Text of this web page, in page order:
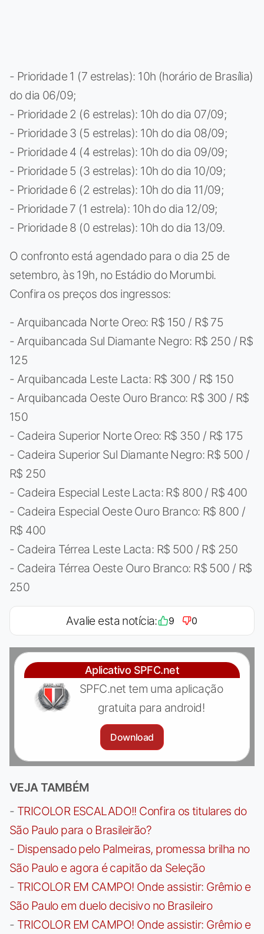
- Prioridade 1 (7 estrelas): 10h (horário de Brasília)
do dia 06/09;
- Prioridade 2 (6 estrelas): 10h do dia 07/09;
- Prioridade 3 (5 estrelas): 10h do dia 08/09;
- Prioridade 4 (4 estrelas): 10h do dia 09/09;
- Prioridade 5 (3 estrelas): 10h do dia 10/09;
- Prioridade 6 (2 estrelas): 10h do dia 11/09;
- Prioridade 7 (1 estrela): 10h do dia 12/09;
- Prioridade 8 (0 estrelas): 10h do dia 13/09.
O confronto está agendado para o dia 25 de
setembro, às 19h, no Estádio do Morumbi.
Confira os preços dos ingressos:
- Arquibancada Norte Oreo: R$ 150 / R$ 75
- Arquibancada Sul Diamante Negro: R$ 250 / R$
125
- Arquibancada Leste Lacta: R$ 300 / R$ 150
- Arquibancada Oeste Ouro Branco: R$ 300 / R$
150
- Cadeira Superior Norte Oreo: R$ 350 / R$ 175
- Cadeira Superior Sul Diamante Negro: R$ 500 /
R$ 250
- Cadeira Especial Leste Lacta: R$ 800 / R$ 400
- Cadeira Especial Oeste Ouro Branco: R$ 800 /
R$ 400
- Cadeira Térrea Leste Lacta: R$ 500 / R$ 250
- Cadeira Térrea Oeste Ouro Branco: R$ 500 / R$
250
Avalie esta notícia: 9 0
Aplicativo SPFC.net
SPFC.net tem uma aplicação
gratuita para android!
Download
VEJA TAMBÉM
- TRICOLOR ESCALADO!! Confira os titulares do
São Paulo para o Brasileirão?
- Dispensado pelo Palmeiras, promessa brilha no
São Paulo e agora é capitão da Seleção
- TRICOLOR EM CAMPO! Onde assistir: Grêmio e
São Paulo em duelo decisivo no Brasileiro
- TRICOLOR EM CAMPO! Onde assistir: Grêmio e